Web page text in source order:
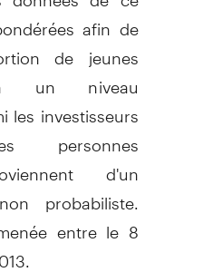
afin de
de jeunes
à un niveau
les investisseurs
personnes
d'un
probabiliste.
entre le 8